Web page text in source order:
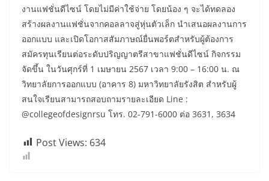
งานแฟชั่นดีไซน์ โดยไม่มีค่าใช้จ่าย โดยน้อง ๆ จะได้ทดลอง
สร้างผลงานแฟชั่นจากคอลลาจสู่หุ่นตัวเล็ก นำเสนอผลงานการ
ออกแบบ และเปิดโอกาสสัมภาษณ์ยื่นพอร์ตสำหรับผู้ต้องการ
สมัครทุนเรียนต่อระดับปริญญาตรีสาขาแฟชั่นดีไซน์ กิจกรรม
จัดขึ้น ในวันศุกร์ที่ 1 เมษายน 2567 เวลา 9:00 – 16:00 น. ณ
วิทยาลัยการออกแบบ (อาคาร 8) มหาวิทยาลัยรังสิต สำหรับผู้
สนใจเรียนสามารถสอบถามรายละเอียด Line :
@collegeofdesignrsu โทร. 02-791-6000 ต่อ 3631, 3634
Post Views: 634